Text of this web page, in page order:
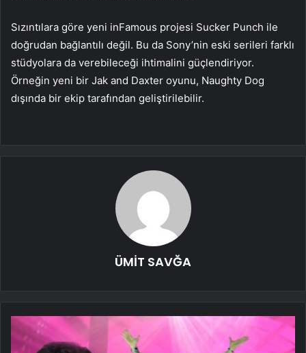
Sızıntılara göre yeni inFamous projesi Sucker Punch ile
doğrudan bağlantılı değil. Bu da Sony’nin eski serileri farklı
stüdyolara da verebileceği ihtimalini güçlendiriyor.
Örneğin yeni bir Jak and Daxter oyunu, Naughty Dog
dışında bir ekip tarafından geliştirilebilir.
ÜMİT SAVĞA